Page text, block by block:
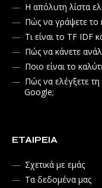
Η απόλυτη λίστα
Πώς να γράψετε το
Τι είναι το TF IDF
Πώς να κάνετε
Ποιο είναι το
Πώς να ελέγξετε
Google;
ΕΤΑΙΡΕΊΑ
Σχετικά με εμάς
Τα δεδομένα μας